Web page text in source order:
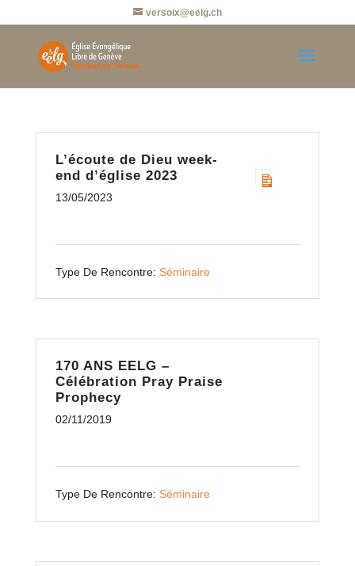
versoix@eelg.ch
L’écoute de Dieu week-
end d’église 2023
13/05/2023
Type De Rencontre: Séminaire
170 ANS EELG –
Célébration Pray Praise
Prophecy
02/11/2019
Type De Rencontre: Séminaire